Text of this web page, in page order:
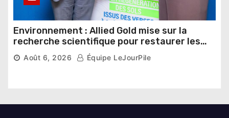
Environnement : Allied Gold mise sur la
recherche scientifique pour restaurer les
sols de ses sites miniers
Août 6, 2026 Équipe LeJourPile